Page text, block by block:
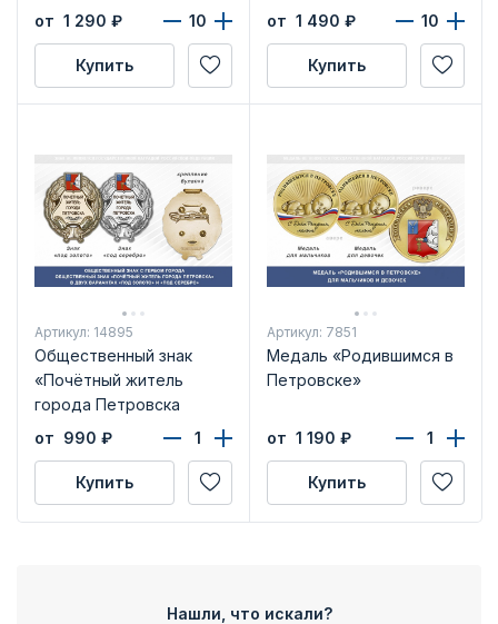
от 1 290 ₽
Купить
удостоверения
от 1 490 ₽
Купить
Артикул: 14895
Общественный знак
«Почётный житель
города Петровска
Саратовской области»
от 990 ₽
Купить
Артикул: 7851
Медаль «Родившимся в
Петровске»
от 1 190 ₽
Купить
Нашли, что искали?